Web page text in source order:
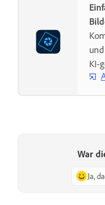
KI-
War
Ja,